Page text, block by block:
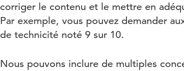
corriger le contenu et le mettre en
Par exemple, vous pouvez demander
de technicité noté 9 sur 10.
Nous pouvons inclure de multiples